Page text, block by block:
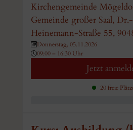
Donnerstag, 05.11.2026
09:00 – 16:30 Uhr
Kirchengemeinde
Gemeinde großer Saal,
Heinemann-Straße 55,
Jetzt
20 freie